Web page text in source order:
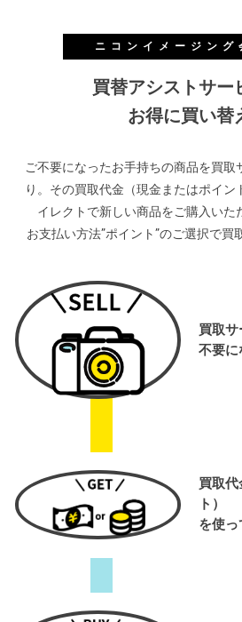
ニコンイメージング
買替アシストサー
お得に買い替
ご不要になったお手持ちの商品を買取
り。その買取代金（現金またはポイ
イレクトで新しい商品をご購入いた
お支払い方法”ポイント”のご選択で買
買取
不要に
買取
ト）
を使っ